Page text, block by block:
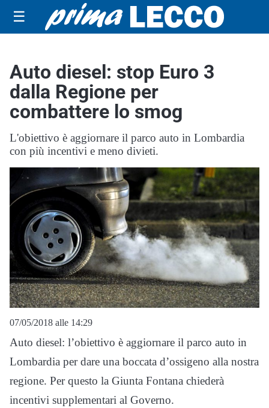
☰
Auto diesel: stop Euro 3
dalla Regione per
combattere lo smog
L'obiettivo è aggiornare il parco auto in Lombardia
con più incentivi e meno divieti.
07/05/2018 alle 14:29
Auto diesel: l’obiettivo è aggiornare il parco auto in
Lombardia per dare una boccata d’ossigeno alla nostra
regione. Per questo la Giunta Fontana chiederà
incentivi supplementari al Governo.